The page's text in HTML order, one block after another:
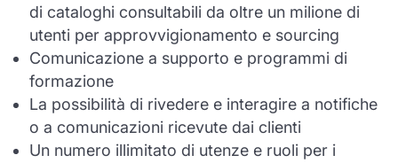
di cataloghi consultabili da oltre un milione di
utenti per approvvigionamento e sourcing
Comunicazione a supporto e programmi di
formazione
La possibilità di rivedere e interagire a notifiche
o a comunicazioni ricevute dai clienti
Un numero illimitato di utenze e ruoli per i